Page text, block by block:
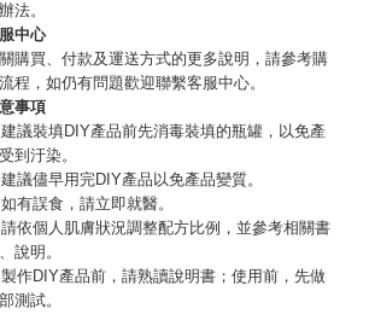
法。
中心
購買、付款及運送方式的更多說明，請參考購
程，如仍有問題歡迎聯繫客服中心。
事項
議裝填DIY產品前先消毒裝填的瓶罐，以免產
到汙染。
議儘早用完DIY產品以免產品變質。
有誤食，請立即就醫。
依個人肌膚狀況調整配方比例，並參考相關書
說明。
作DIY產品前，請熟讀說明書；使用前，先做
測試。